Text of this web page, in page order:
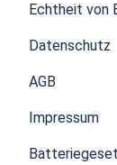
Echtheit von
Datenschutz
AGB
Impressum